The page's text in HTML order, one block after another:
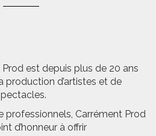
est depuis plus de 20 ans
production d’artistes et de
professionnels, Carrément Prod
d’honneur à offrir